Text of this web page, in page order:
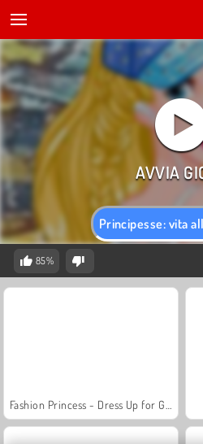
Principesse: vita
85%